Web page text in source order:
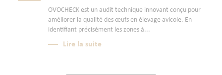
OVOCHECK est un audit technique innovant conçu pour
améliorer la qualité des œufs en élevage avicole. En
identifiant précisément les zones à...
Lire la suite